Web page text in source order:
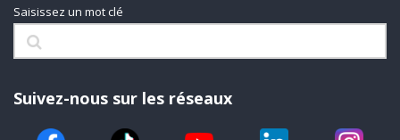
Saisissez un mot clé
Suivez-nous sur les réseaux